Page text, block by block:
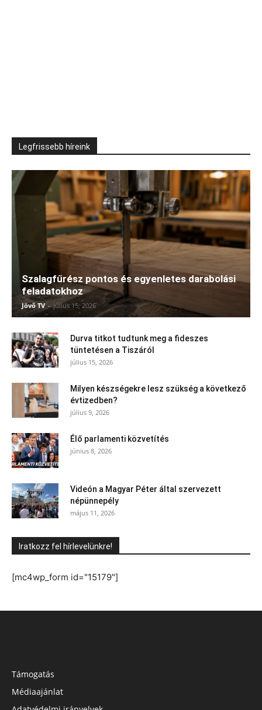
Legfrissebb híreink
Szalagfűrész pontos és egyenletes darabolási
feladatokhoz
Jövő TV - július 15, 2026
Durva titkot tudtunk meg a fideszes
tüntetésen a Tiszáról
július 15, 2026
Milyen készségekre lesz szükség a következő
évtizedben?
július 9, 2026
Élő parlamenti közvetítés
június 8, 2026
Videón a Magyar Péter által szervezett
népünnepély
május 11, 2026
Iratkozz fel hírlevelünkre!
[mc4wp_form id="15179"]
Támogatás
Médiaajánlat